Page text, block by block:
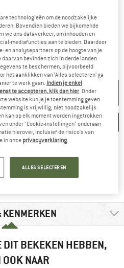
geopend in een infovak en bevat
DE WINKELMAND
VERGELIJKEN
de betalingsinformatie hier!
KENMERKEN
DIT BEKEKEN HEBBEN,
NAAR
technologieën om de noodzakelijke
Bovendien bieden we bijkomende
we ons dataverkeer, om inhouden en
mediafuncties aan te bieden. Daardoor
en analysepartners op de hoogte van je
bevinden zich in derde landen
te beschermen, bijvoorbeeld
het aanklikken van ‘Alles selecteren’ ga
te werk gaan. Indien je enkel
te accepteren, klik dan hier . Onder
website kun je je toestemming geven
is vrijwillig, niet noodzakelijk
kan op elk moment worden ingetrokken
onder "Cookie-instellingen" onderaan
hierover, inclusief de risico's van
in onze privacyverklaring
ALLES SELECTEREN